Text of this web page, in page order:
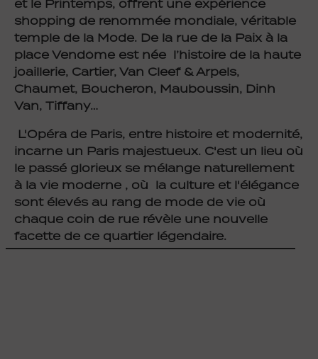
et le Printemps, offrent une expérience
shopping de renommée mondiale, véritable
temple de la Mode. De la rue de la Paix à la
place Vendôme est née l’histoire de la haute
joaillerie, Cartier, Van Cleef & Arpels,
Chaumet, Boucheron, Mauboussin, Dinh
Van, Tiffany…
L'Opéra de Paris, entre histoire et modernité,
incarne un Paris majestueux. C'est un lieu où
le passé glorieux se mélange naturellement
à la vie moderne , où la culture et l'élégance
sont élevés au rang de mode de vie où
chaque coin de rue révèle une nouvelle
facette de ce quartier légendaire.